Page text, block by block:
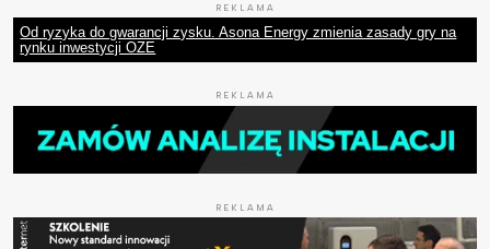
REKLAMA
Od ryzyka do gwarancji zysku. Asona Energy zmienia zasady gry na
rynku inwestycji OZE
REKLAMA
REKLAMA